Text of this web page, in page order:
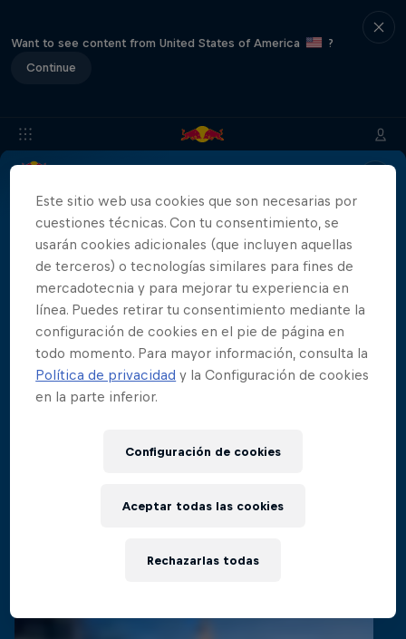
Want to see content from United States of America
?
Continue
Info Ubicación Saltadores Resultados Historia
Patrocinadores
Films & Shows
444 Days
Series
Videos relacionados
Este sitio web usa cookies que son necesarias por
cuestiones técnicas. Con tu consentimiento, se
usarán cookies adicionales (que incluyen aquellas
de terceros) o tecnologías similares para fines de
mercadotecnia y para mejorar tu experiencia en
línea. Puedes retirar tu consentimiento mediante la
configuración de cookies en el pie de página en
todo momento. Para mayor información, consulta la
Política de privacidad y la Configuración de cookies
en la parte inferior.
Configuración de cookies
Rechazarlas todas
Aceptar todas las cookies